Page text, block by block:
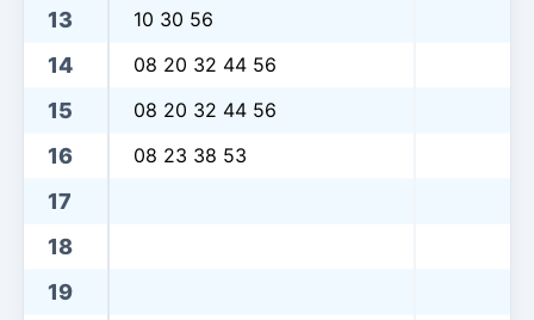
13
10 30 56
14 08 20 32 44 56
15 08 20 32 44 56
16 08 23 38 53
17
18
19